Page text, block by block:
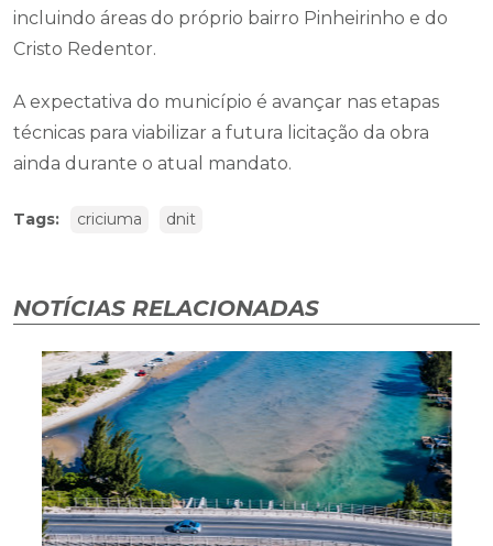
incluindo áreas do próprio bairro Pinheirinho e do
Cristo Redentor.
A expectativa do município é avançar nas etapas
técnicas para viabilizar a futura licitação da obra
ainda durante o atual mandato.
Tags: criciuma dnit
NOTÍCIAS RELACIONADAS